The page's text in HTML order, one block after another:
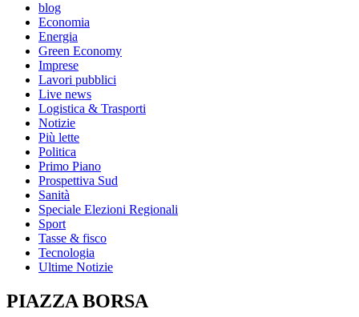
blog
Economia
Energia
Green Economy
Imprese
Lavori pubblici
Live news
Logistica & Trasporti
Notizie
Più lette
Politica
Primo Piano
Prospettiva Sud
Sanità
Speciale Elezioni Regionali
Sport
Tasse & fisco
Tecnologia
Ultime Notizie
PIAZZA BORSA